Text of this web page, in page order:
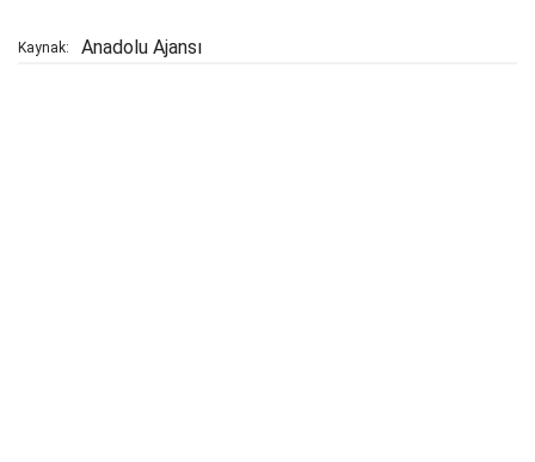
Kaynak: Anadolu Ajansı